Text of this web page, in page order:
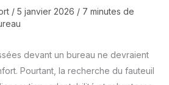
/ 5 janvier 2026 / 7 minutes de
devant un bureau ne devraient
Pourtant, la recherche du fauteuil